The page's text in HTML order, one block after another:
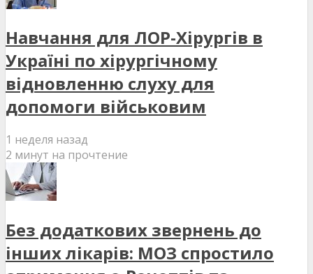
Навчання для ЛОР-Хірургів в
Україні по хірургічному
відновленню слуху для
допомоги військовим
1 неделя назад
2 минут на прочтение
Без додаткових звернень до
інших лікарів: МОЗ спростило